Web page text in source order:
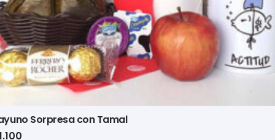
Sorpresa con Tamal